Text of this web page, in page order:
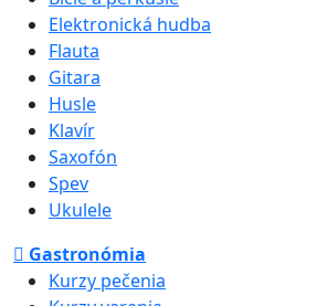
Elektronická hudba
Flauta
Gitara
Husle
Klavír
Saxofón
Spev
Ukulele
Gastronómia
Kurzy pečenia